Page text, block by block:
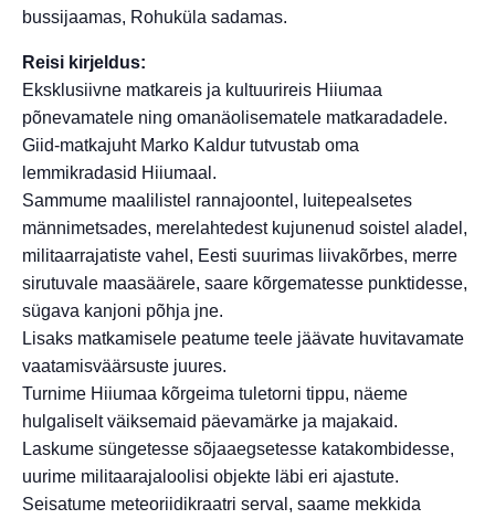
bussijaamas, Rohuküla sadamas.
Reisi kirjeldus:
Eksklusiivne matkareis ja kultuurireis Hiiumaa
põnevamatele ning omanäolisematele matkaradadele.
Giid-matkajuht Marko Kaldur tutvustab oma
lemmikradasid Hiiumaal.
Sammume maalilistel rannajoontel, luitepealsetes
männimetsades, merelahtedest kujunenud soistel aladel,
militaarrajatiste vahel, Eesti suurimas liivakõrbes, merre
sirutuvale maasäärele, saare kõrgematesse punktidesse,
sügava kanjoni põhja jne.
Lisaks matkamisele peatume teele jäävate huvitavamate
vaatamisväärsuste juures.
Turnime Hiiumaa kõrgeima tuletorni tippu, näeme
hulgaliselt väiksemaid päevamärke ja majakaid.
Laskume süngetesse sõjaaegsetesse katakombidesse,
uurime militaarajaloolisi objekte läbi eri ajastute.
Seisatume meteoriidikraatri serval, saame mekkida